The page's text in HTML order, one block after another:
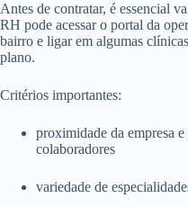
Antes de contratar, é essencial
RH pode acessar o portal da
bairro e ligar em algumas
plano.
Critérios importantes:
proximidade da empresa
colaboradores
variedade de